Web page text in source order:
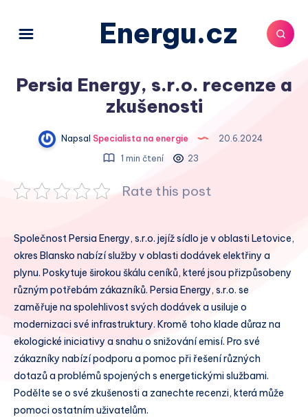
Energu.cz
Persia Energy, s.r.o. recenze a
zkušenosti
Napsal Specialista na energie
20.6.2024
1 min čtení
23
Rate this post
Společnost Persia Energy, s.r.o. jejíž sídlo je v oblasti Letovice,
okres Blansko nabízí služby v oblasti dodávek elektřiny a
plynu. Poskytuje širokou škálu ceníků, které jsou přizpůsobeny
různým potřebám zákazníků. Persia Energy, s.r.o. se
zaměřuje na spolehlivost svých dodávek a usiluje o
modernizaci své infrastruktury. Kromě toho klade důraz na
ekologické iniciativy a snahu o snižování emisí. Pro své
zákazníky nabízí podporu a pomoc při řešení různých
dotazů a problémů spojených s energetickými službami.
Podělte se o své zkušenosti a zanechte recenzi, která může
pomoci ostatním uživatelům.